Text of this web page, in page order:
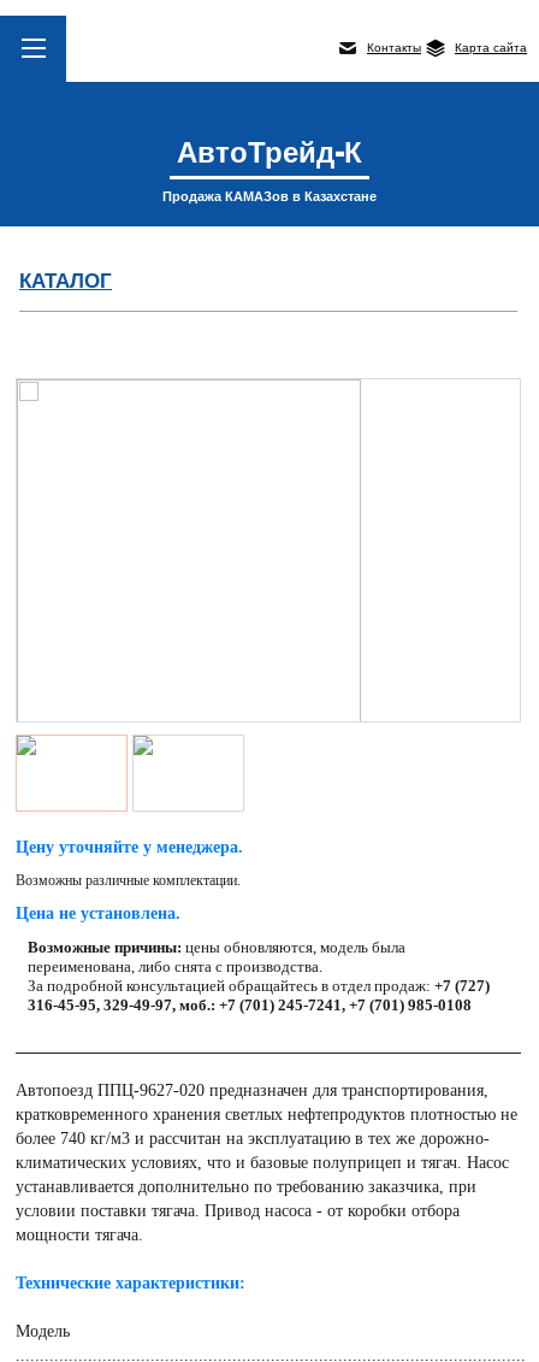
Контакты Карта сайта
АвтоТрейд-К
Продажа КАМАЗов в Казахстане
КАТАЛОГ
Цену уточняйте у менеджера.
Возможны различные комплектации.
Цена не установлена.
Возможные причины: цены обновляются, модель была
переименована, либо снята с производства.
За подробной консультацией обращайтесь в отдел продаж: +7 (727)
316-45-95, 329-49-97, моб.: +7 (701) 245-7241, +7 (701) 985-0108
Автопоезд ППЦ-9627-020 предназначен для транспортирования,
кратковременного хранения светлых нефтепродуктов плотностью не
более 740 кг/м3 и рассчитан на эксплуатацию в тех же дорожно-
климатических условиях, что и базовые полуприцеп и тягач. Насос
устанавливается дополнительно по требованию заказчика, при
условии поставки тягача. Привод насоса - от коробки отбора
мощности тягача.
Технические характеристики:
Модель